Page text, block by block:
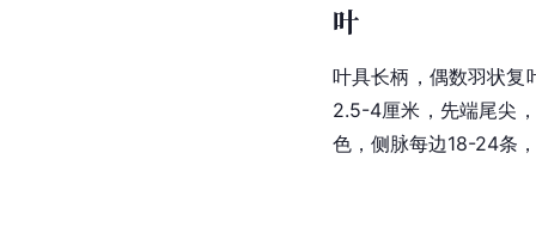
叶
叶具长柄，偶数羽状
2.5-4厘米，先端尾尖
色，侧脉每边18-24条